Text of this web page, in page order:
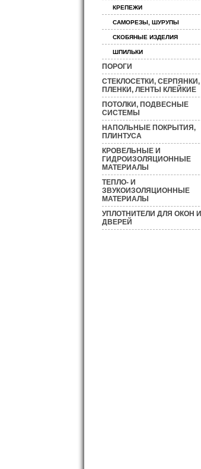
КРЕПЕЖИ
САМОРЕЗЫ, ШУРУПЫ
СКОБЯНЫЕ ИЗДЕЛИЯ
ШПИЛЬКИ
ПОРОГИ
СТЕКЛОСЕТКИ, СЕРПЯНКИ,
ПЛЕНКИ, ЛЕНТЫ КЛЕЙКИЕ
ПОТОЛКИ, ПОДВЕСНЫЕ
СИСТЕМЫ
НАПОЛЬНЫЕ ПОКРЫТИЯ,
ПЛИНТУСА
КРОВЕЛЬНЫЕ И
ГИДРОИЗОЛЯЦИОННЫЕ
МАТЕРИАЛЫ
ТЕПЛО- И
ЗВУКОИЗОЛЯЦИОННЫЕ
МАТЕРИАЛЫ
УПЛОТНИТЕЛИ ДЛЯ ОКОН И
ДВЕРЕЙ